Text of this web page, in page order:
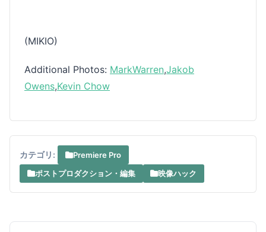
(MIKIO)
Additional Photos: MarkWarren,Jakob
Owens,Kevin Chow
カテゴリ:
Premiere Pro
ポストプロダクション・編集
映像ハック